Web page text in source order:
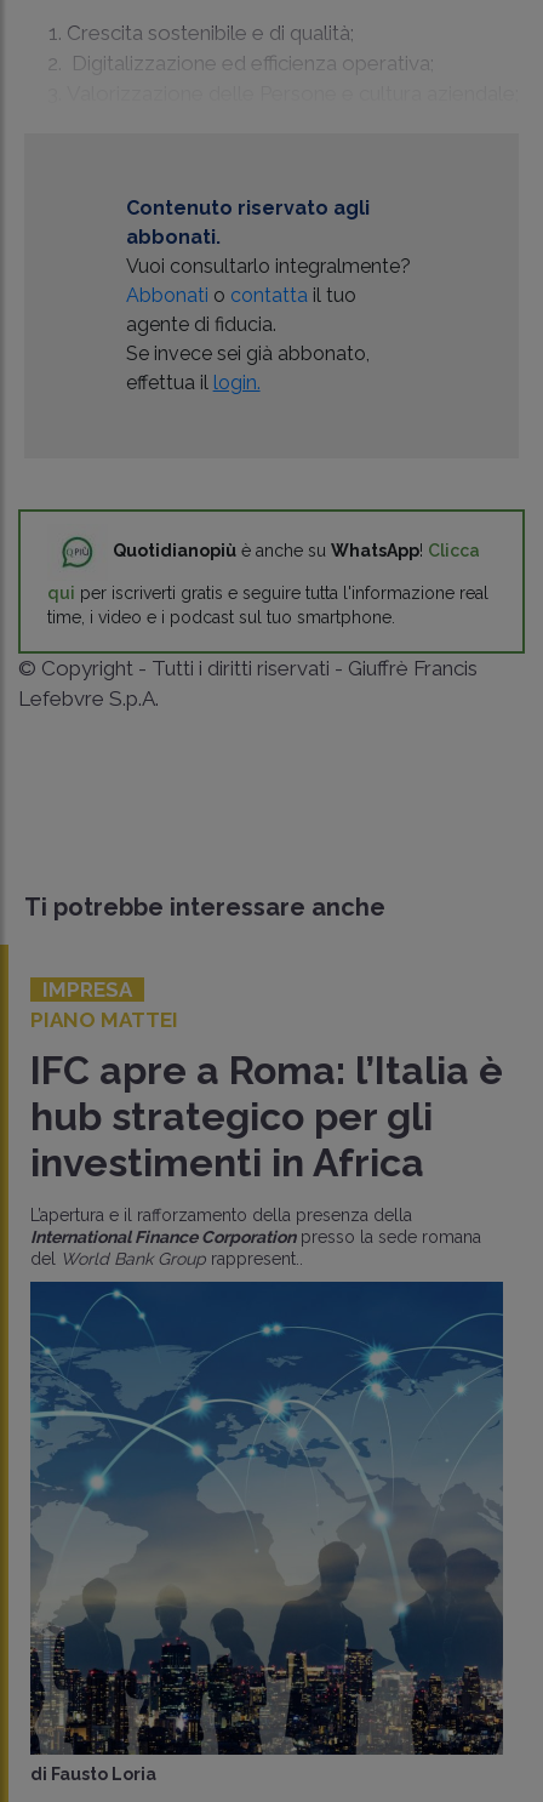
Crescita sostenibile e di qualità;
Digitalizzazione ed efficienza operativa;
Contenuto riservato agli
abbonati.
Vuoi consultarlo integralmente?
Abbonati o contattail tuo
agente di fiducia.
Se invece sei già abbonato,
effettua il login.
Quotidianopiù è anche su WhatsApp! Clicca
qui per iscriverti gratis e seguire tutta l'informazione real
time, i video e i podcast sul tuo smartphone.
© Copyright - Tutti i diritti riservati - Giuffrè Francis
Lefebvre S.p.A.
Ti potrebbe interessare anche
IMPRESA
PIANO MATTEI
IFC apre a Roma: l’Italia è
hub strategico per gli
investimenti in Africa
L’apertura e il rafforzamento della presenza della
International Finance Corporationpresso la sede romana
del World Bank Group rappresent..
di Fausto Loria